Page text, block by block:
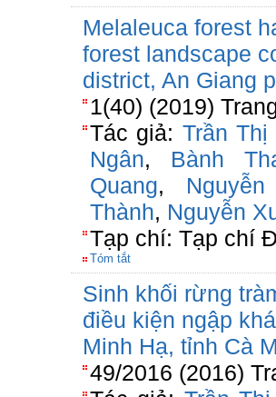
Melaleuca forest
forest landscape
district, An Giang
1(40) (2019)
Tác giả: Trần
Ngân, Bành
Quang,
Thành, Nguyễn
Tạp chí: Tạp chí
Tóm tắt
Sinh khối rừng
điều kiện ngập
Minh Hạ, tỉnh Cà
49/2016 (2016)